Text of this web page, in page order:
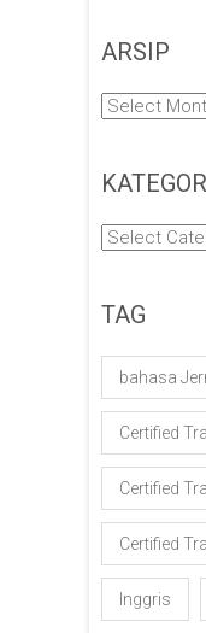
ARSIP
Arsip
Kategori
TAG
bahasa
Certified
Certified
Certified
Inggris